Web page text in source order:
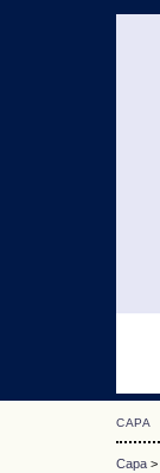
CAPA
Capa >